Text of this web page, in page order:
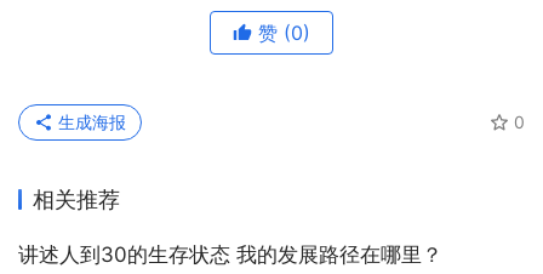
赞 (0)
0
生成海报
相关推荐
讲述人到30的生存状态 我的发展路径在哪里？